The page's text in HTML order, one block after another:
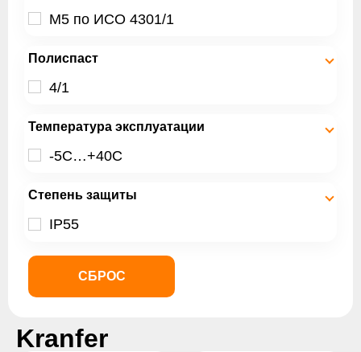
М5 по ИСО 4301/1
Полиспаст
4/1
Температура эксплуатации
-5С…+40С
Степень защиты
IP55
СБРОС
Kranfer